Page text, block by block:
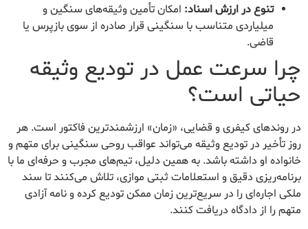
تنوع در ارزش اسناد: امکان تأمین وثیقه‌های سنگین و
میلیاردی متناسب با سنگینی قرار صادره از سوی بازپرس یا
قاضی.
چرا سرعت عمل در تودیع وثیقه
حیاتی است؟
در روندهای کیفری و قضایی، «زمان» ارزشمندترین فاکتور است. هر
روز تأخیر در تودیع وثیقه می‌تواند عواقب روحی سنگینی برای متهم و
خانواده او داشته باشد. به همین دلیل، تیم‌های مجرب و حرفه‌ای ما با
برنامه‌ریزی دقیق و استعلامات ثبتی موازی، تلاش می‌کنند تا سند
ملکی اجاره‌ای را در سریع‌ترین زمان ممکن تودیع کرده و نامه آزادی
متهم را از دادگاه دریافت کنند.